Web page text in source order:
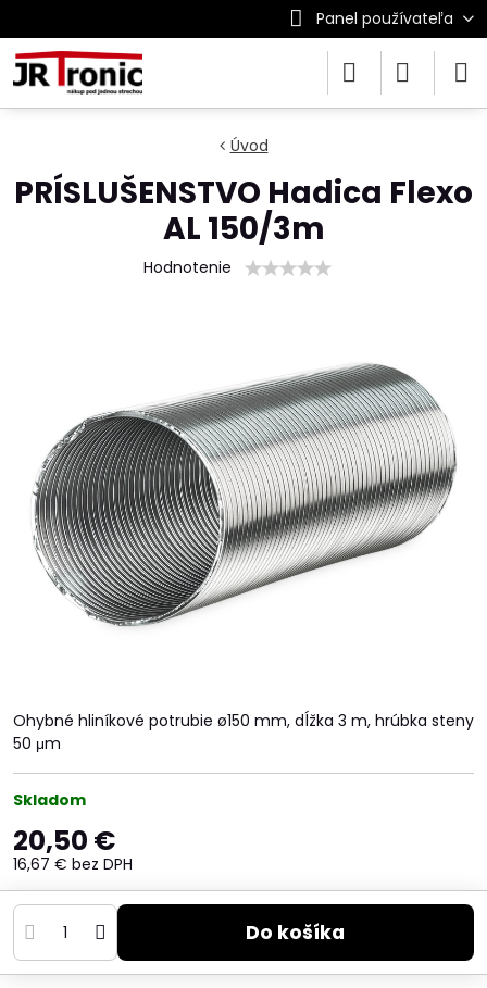
Panel používateľa
Úvod
PRÍSLUŠENSTVO Hadica Flexo
AL 150/3m
Hodnotenie
Ohybné hliníkové potrubie ø150 mm, dĺžka 3 m, hrúbka steny
50 μm
Skladom
20,50 €
16,67 € bez DPH
Do košíka